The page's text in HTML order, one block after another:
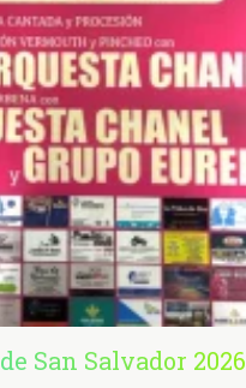
San Salvador 2026